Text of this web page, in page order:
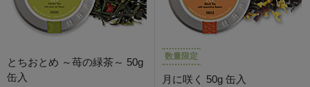
とちおとめ ～苺の緑茶～ 50g
缶入
数量限定
月に咲く 50g 缶入